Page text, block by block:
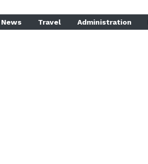
News Travel Administration